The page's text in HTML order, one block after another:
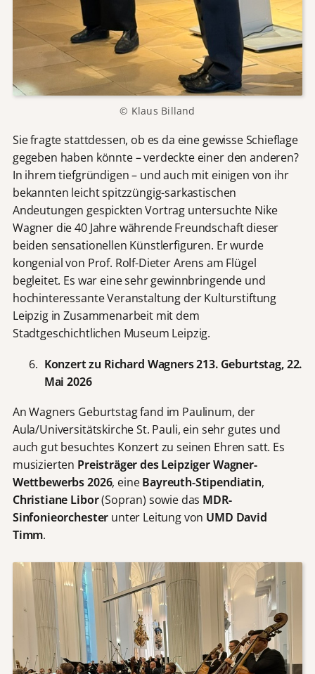
© Klaus Billand
Sie fragte stattdessen, ob es da eine gewisse Schieflage
gegeben haben könnte – verdeckte einer den anderen?
In ihrem tiefgründigen – und auch mit einigen von ihr
bekannten leicht spitzzüngig-sarkastischen
Andeutungen gespickten Vortrag untersuchte Nike
Wagner die 40 Jahre währende Freundschaft dieser
beiden sensationellen Künstlerfiguren. Er wurde
kongenial von Prof. Rolf-Dieter Arens am Flügel
begleitet. Es war eine sehr gewinnbringende und
hochinteressante Veranstaltung der Kulturstiftung
Leipzig in Zusammenarbeit mit dem
Stadtgeschichtlichen Museum Leipzig.
Konzert zu Richard Wagners 213. Geburtstag, 22.
Mai 2026
An Wagners Geburtstag fand im Paulinum, der
Aula/Universitätskirche St. Pauli, ein sehr gutes und
auch gut besuchtes Konzert zu seinen Ehren satt. Es
musizierten Preisträger des Leipziger Wagner-
Wettbewerbs 2026, eineBayreuth-Stipendiatin,
Christiane Libor(Sopran) sowie das MDR-
Sinfonieorchester unter Leitung von UMD David
Timm.